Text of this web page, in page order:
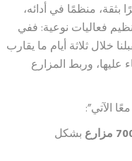
منظمًا في أدائه،
فعاليات نوعية: ففي
خلال ثلاثة أيام ما يقارب
وربط المزارع
الآتي”:
مزارع بشكل